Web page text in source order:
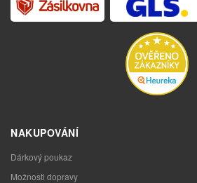
NAKUPOVÁNÍ
Dárkový poukaz
Možnosti dopravy